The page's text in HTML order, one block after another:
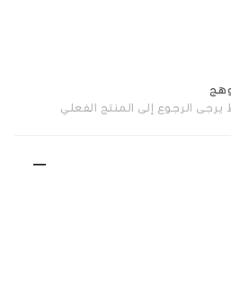
الرجوع إلى المنتج الفعلي